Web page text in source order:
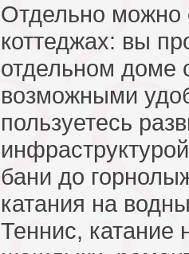
Отдельно можно
коттеджах: вы
отдельном доме
возможными
пользуетесь
бани до
катания на
Теннис, катание